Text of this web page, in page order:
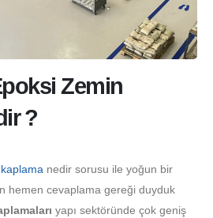
Zemin
?
nedir sorusu ile yoğun bir
hemen cevaplama gereği duyduk
yapı sektöründe çok geniş